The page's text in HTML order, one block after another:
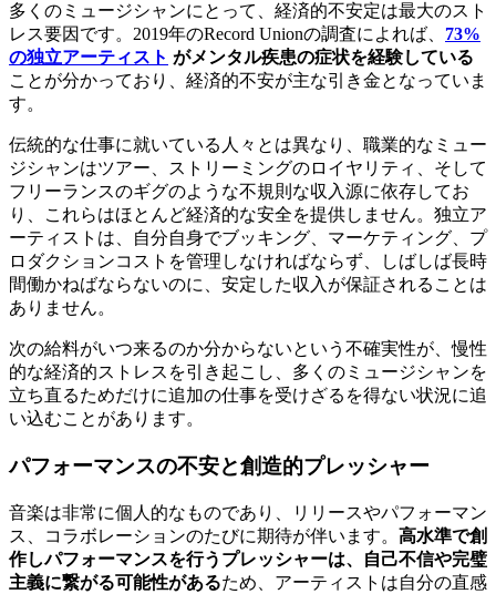
多くのミュージシャンにとって、経済的不安定は最大のスト
レス要因です。2019年のRecord Unionの調査によれば、 73%
の独立アーティスト がメンタル疾患の症状を経験している
ことが分かっており、経済的不安が主な引き金となっていま
す。
伝統的な仕事に就いている人々とは異なり、職業的なミュー
ジシャンはツアー、ストリーミングのロイヤリティ、そして
フリーランスのギグのような不規則な収入源に依存してお
り、これらはほとんど経済的な安全を提供しません。独立ア
ーティストは、自分自身でブッキング、マーケティング、プ
ロダクションコストを管理しなければならず、しばしば長時
間働かねばならないのに、安定した収入が保証されることは
ありません。
次の給料がいつ来るのか分からないという不確実性が、慢性
的な経済的ストレスを引き起こし、多くのミュージシャンを
立ち直るためだけに追加の仕事を受けざるを得ない状況に追
い込むことがあります。
パフォーマンスの不安と創造的プレッシャー
音楽は非常に個人的なものであり、リリースやパフォーマン
ス、コラボレーションのたびに期待が伴います。 高水準で創
作しパフォーマンスを行うプレッシャーは、自己不信や完璧
主義に繋がる可能性があるため、アーティストは自分の直感